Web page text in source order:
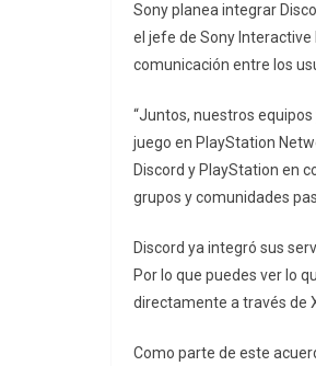
Sony planea integrar
el jefe de Sony
comunicación entre los
“Juntos, nuestros
juego en PlayStation
Discord y PlayStation en
grupos y comunidades
Discord ya integró sus
Por lo que puedes ver lo
directamente a través de
Como parte de este